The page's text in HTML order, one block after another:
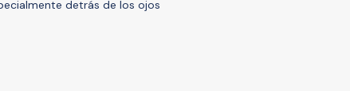
detrás de los ojos